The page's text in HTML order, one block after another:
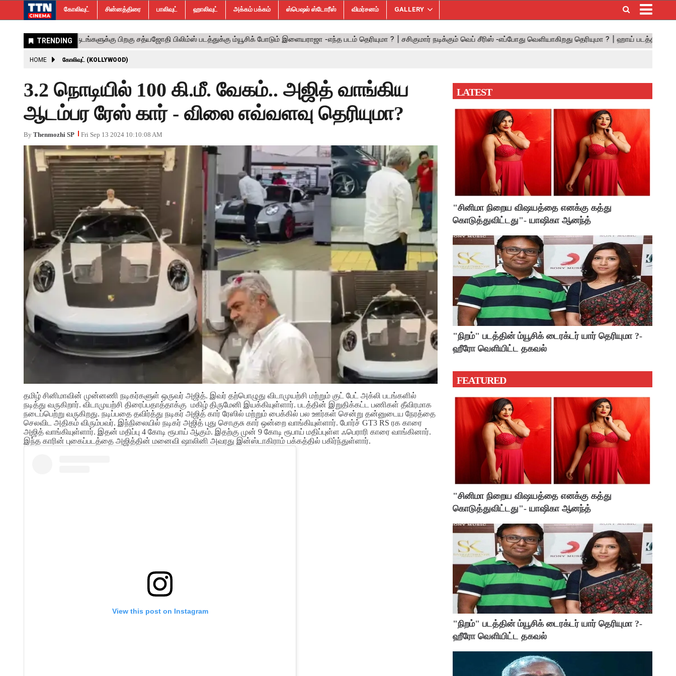
கோலிவுட் சின்னத்திரை பாலிவுட் ஹாலிவுட் அக்கம் பக்கம் ஸ்பெஷல் ஸ்டோரீஸ் விமர்சனம் GALLERY
HOME கோலிவுட் (KOLLYWOOD)
3.2 நொடியில் 100 கி.மீ. வேகம்.. அஜித் வாங்கிய
ஆடம்பர ரேஸ் கார் - விலை எவ்வளவு தெரியுமா?
By Thenmozhi SP Fri Sep 13 2024 10:10:08 AM
தமிழ் சினிமாவின் முன்னணி நடிகர்களுள் ஒருவர் அஜித். இவர் தற்பொழுது விடாமுயற்சி மற்றும் குட் பேட் அக்லி படங்களில்
நடித்து வருகிறார். விடாமுயற்சி திரைப்பதாத்தாக்கு மகிழ் திருமேனி இயக்கியுள்ளார். படத்தின் இறுதிக்கட்ட பணிகள் தீவிரமாக
நடைப்பெற்று வருகிறது. நடிப்பதை தவிர்த்து நடிகர் அஜித் கார் ரேஸில் மற்றும் பைக்கில் பல ஊர்கள் சென்று தன்னுடைய நேரத்தை
செலவிட அதிகம் விரும்பவர். இந்நிலையில் நடிகர் அஜித் புது சொகுசு கார் ஒன்றை வாங்கியுள்ளார். போர்ச் GT3 RS ரக காரை
அஜித் வாங்கியுள்ளார். இதன் மதிப்பு 4 கோடி ரூபாய் ஆகும். இதற்கு முன் 9 கோடி ரூபாய் மதிப்புள்ள ஃபெராரி காரை வாங்கினார்.
இந்த காரின் புகைப்படத்தை அஜித்தின் மனைவி ஷாலினி அவரது இன்ஸ்டாகிராம் பக்கத்தில் பகிர்ந்துள்ளார்.
View this post on Instagram
LATEST
"சினிமா நிறைய விஷயத்தை எனக்கு கத்து
கொடுத்துவிட்டது"- யாஷிகா ஆனந்த்
"நிறம்" படத்தின் ம்யூசிக் டைரக்டர் யார் தெரியுமா ?-
ஹீரோ வெளியிட்ட தகவல்
FEATURED
"சினிமா நிறைய விஷயத்தை எனக்கு கத்து
கொடுத்துவிட்டது"- யாஷிகா ஆனந்த்
"நிறம்" படத்தின் ம்யூசிக் டைரக்டர் யார் தெரியுமா ?-
ஹீரோ வெளியிட்ட தகவல்